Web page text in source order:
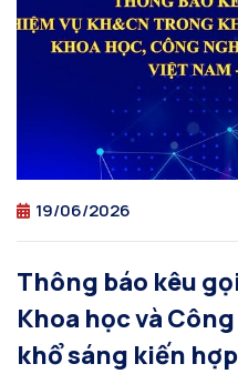
19/06/2026
Thông báo kêu
Khoa học và
khổ sáng kiến